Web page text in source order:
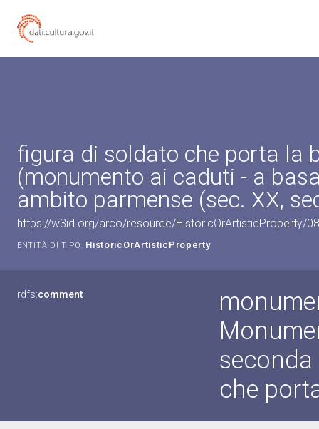
figura di soldato che porta la
(monumento ai caduti - a
ambito parmense (sec. XX,
https://w3id.org/arco/resource/HistoricOrArtisticProperty/
ENTITÀ DI TIPO: HistoricOrArtisticProperty
rdfs:comment
che